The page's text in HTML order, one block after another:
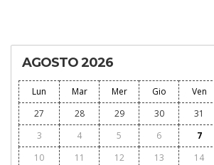
AGOSTO 2026
Lun Mar Mer Gio Ven
27
28 29 30 31
3
4 5 6 7
10
11 12 13 14